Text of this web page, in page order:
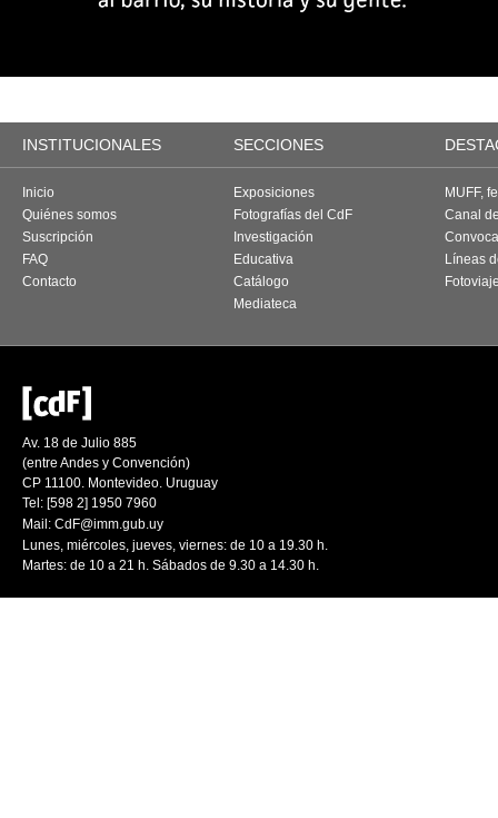
INSTITUCIONALES SECCIONES
Inicio
Quiénes somos
Suscripción
FAQ
Contacto
Exposiciones
Fotografías del CdF
Investigación
Educativa
Catálogo
Mediateca
MUFF,
Canal
Líneas
Av. 18 de Julio 885
(entre Andes y Convención)
CP 11100. Montevideo. Uruguay
Tel: [598 2] 1950 7960
Mail: CdF@imm.gub.uy
Lunes, miércoles, jueves, viernes: de 10 a 19.30 h.
Martes: de 10 a 21 h. Sábados de 9.30 a 14.30 h.